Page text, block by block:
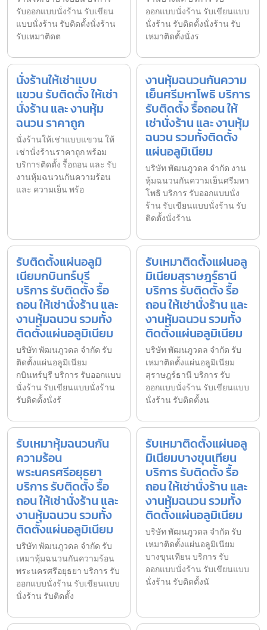
รับออกแบบนั่งร้าน รับเขียน
แบบนั่งร้าน รับติดตั้งนั่งร้าน
รับเหมาติดต
ออกแบบนั่งร้าน รับเขียนแบบ
นั่งร้าน รับติดตั้งนั่งร้าน รับ
เหมาติดตั้งนั่งร
นั่งร้านให้เช่าแบบ
แขวน รับติดตั้ง ให้เช่า
นั่งร้าน และ งานหุ้ม
ฉนวน ราคาถูก
นั่งร้านให้เช่าแบบแขวน ให้
เช่านั่งร้านราคาถูก พร้อม
บริการติดตั้ง รื้อถอน และ รับ
งานหุ้มฉนวนกันความร้อน
และ ความเย็น พร้อ
งานหุ้มฉนวนกันความ
เย็นศรีมหาโพธิ บริการ
รับติดตั้ง รื้อถอน ให้
เช่านั่งร้าน และ งานหุ้ม
ฉนวน รวมทั้งติดตั้ง
แผ่นอลูมิเนียม
บริษัท พัฒนภูวดล จำกัด งาน
หุ้มฉนวนกันความเย็นศรีมหา
โพธิ บริการ รับออกแบบนั่ง
ร้าน รับเขียนแบบนั่งร้าน รับ
ติดตั้งนั่งร้าน
รับติดตั้งแผ่นอลูมิ
เนียมกบินทร์บุรี
บริการ รับติดตั้ง รื้อ
ถอน ให้เช่านั่งร้าน และ
งานหุ้มฉนวน รวมทั้ง
ติดตั้งแผ่นอลูมิเนียม
บริษัท พัฒนภูวดล จำกัด รับ
ติดตั้งแผ่นอลูมิเนียม
กบินทร์บุรี บริการ รับออกแบบ
นั่งร้าน รับเขียนแบบนั่งร้าน
รับติดตั้งนั่งร้
รับเหมาติดตั้งแผ่นอลู
มิเนียมสุราษฎร์ธานี
บริการ รับติดตั้ง รื้อ
ถอน ให้เช่านั่งร้าน และ
งานหุ้มฉนวน รวมทั้ง
ติดตั้งแผ่นอลูมิเนียม
บริษัท พัฒนภูวดล จำกัด รับ
เหมาติดตั้งแผ่นอลูมิเนียม
สุราษฎร์ธานี บริการ รับ
ออกแบบนั่งร้าน รับเขียนแบบ
นั่งร้าน รับติดตั้งน
รับเหมาหุ้มฉนวนกัน
ความร้อน
พระนครศรีอยุธยา
บริการ รับติดตั้ง รื้อ
ถอน ให้เช่านั่งร้าน และ
งานหุ้มฉนวน รวมทั้ง
ติดตั้งแผ่นอลูมิเนียม
บริษัท พัฒนภูวดล จำกัด รับ
เหมาหุ้มฉนวนกันความร้อน
พระนครศรีอยุธยา บริการ รับ
ออกแบบนั่งร้าน รับเขียนแบบ
นั่งร้าน รับติดตั้ง
รับเหมาติดตั้งแผ่นอลู
มิเนียมบางขุนเทียน
บริการ รับติดตั้ง รื้อ
ถอน ให้เช่านั่งร้าน และ
งานหุ้มฉนวน รวมทั้ง
ติดตั้งแผ่นอลูมิเนียม
บริษัท พัฒนภูวดล จำกัด รับ
เหมาติดตั้งแผ่นอลูมิเนียม
บางขุนเทียน บริการ รับ
ออกแบบนั่งร้าน รับเขียนแบบ
นั่งร้าน รับติดตั้งนั